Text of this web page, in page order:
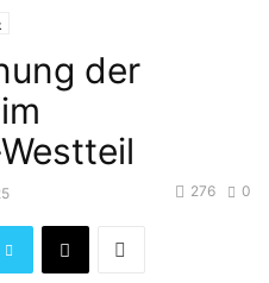
der
0
276